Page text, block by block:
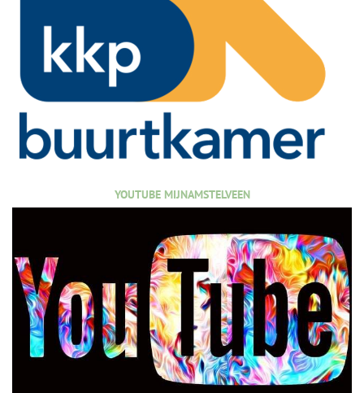
YOUTUBE MIJNAMSTELVEEN